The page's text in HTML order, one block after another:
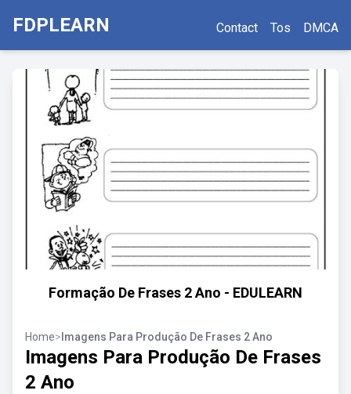
FDPLEARN Contact Tos DMCA
Formação De Frases 2 Ano - EDULEARN
Home> Imagens Para Produção De Frases 2 Ano
Imagens Para Produção De Frases
2 Ano